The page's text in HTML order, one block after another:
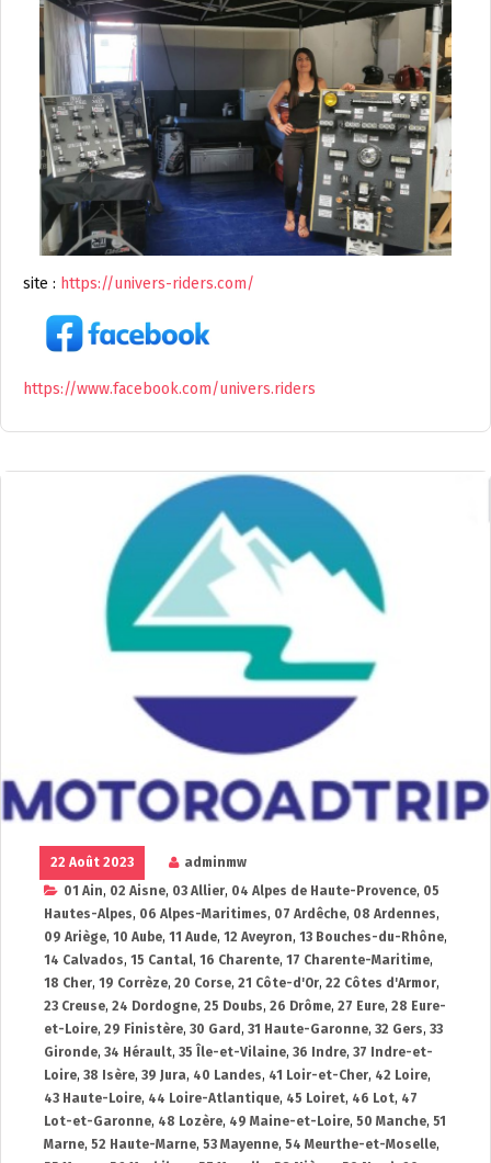
site : https://univers-riders.com/
https://www.facebook.com/univers.riders
22 Août 2023
adminmw
01 Ain, 02 Aisne, 03 Allier, 04 Alpes de Haute-Provence, 05
Hautes-Alpes, 06 Alpes-Maritimes, 07 Ardêche, 08 Ardennes,
09 Ariège, 10 Aube, 11 Aude, 12 Aveyron, 13 Bouches-du-Rhône,
14 Calvados, 15 Cantal, 16 Charente, 17 Charente-Maritime,
18 Cher, 19 Corrèze, 20 Corse, 21 Côte-d'Or, 22 Côtes d'Armor,
23 Creuse, 24 Dordogne, 25 Doubs, 26 Drôme, 27 Eure, 28 Eure-
et-Loire, 29 Finistère, 30 Gard, 31 Haute-Garonne, 32 Gers, 33
Gironde, 34 Hérault, 35 Île-et-Vilaine, 36 Indre, 37 Indre-et-
Loire, 38 Isère, 39 Jura, 40 Landes, 41 Loir-et-Cher, 42 Loire,
43 Haute-Loire, 44 Loire-Atlantique, 45 Loiret, 46 Lot, 47
Lot-et-Garonne, 48 Lozère, 49 Maine-et-Loire, 50 Manche, 51
Marne, 52 Haute-Marne, 53 Mayenne, 54 Meurthe-et-Moselle,